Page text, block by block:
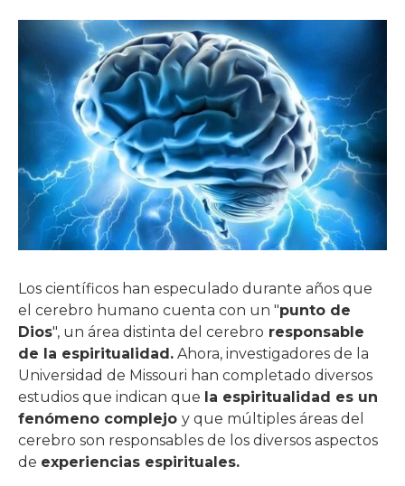
Los científicos han especulado durante años que
el cerebro humano cuenta con un "punto de
Dios", un área distinta del cerebro responsable
de la espiritualidad. Ahora, investigadores de la
Universidad de Missouri han completado diversos
estudios que indican que la espiritualidad es un
fenómeno complejo y que múltiples áreas del
cerebro son responsables de los diversos aspectos
de experiencias espirituales.